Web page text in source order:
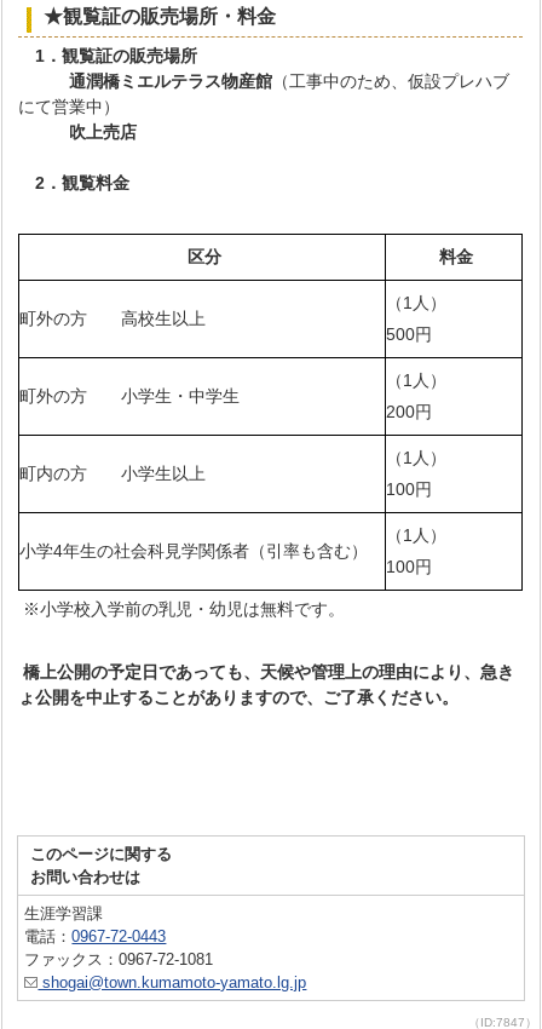
★観覧証の販売場所・料金
1．観覧証の販売場所
通潤橋ミエルテラス物産館 （工事中のため、仮設プレハブ
にて営業中）
吹上売店
2．観覧料金
区分 料金
町外の方 高校生以上
（1人）
500円
町外の方 小学生・中学生
（1人）
200円
町内の方 小学生以上
（1人）
100円
小学4年生の社会科見学関係者（引率も含む）
（1人）
100円
※小学校入学前の乳児・幼児は無料です。
橋上公開の予定日であっても、天候や管理上の理由により、急き
ょ公開を中止することがありますので、ご了承ください。
このページに関する
お問い合わせは
生涯学習課
電話：0967-72-0443
ファックス：0967-72-1081
shogai@town.kumamoto-yamato.lg.jp
（ID:7847）